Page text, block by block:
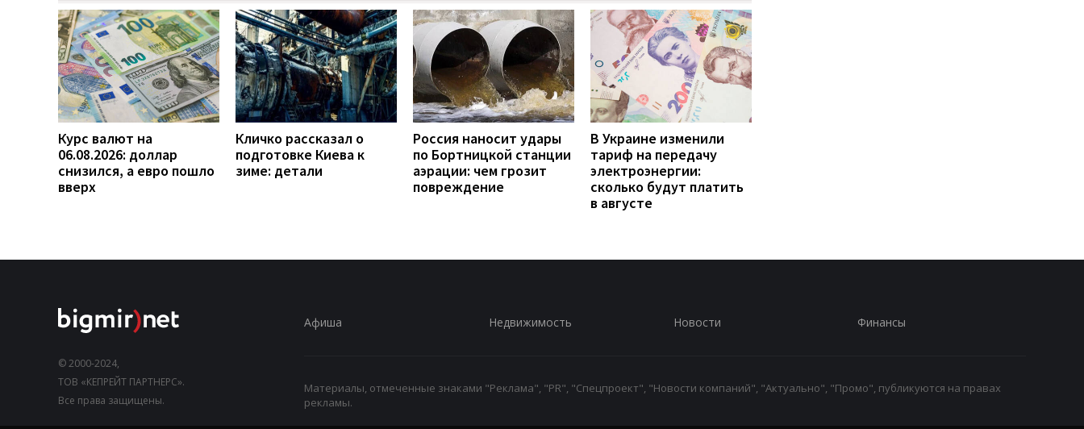
Курс валют на
06.08.2026: доллар
снизился, а евро пошло
вверх
Кличко рассказал о
подготовке Киева к
зиме: детали
Россия наносит удары
по Бортницкой станции
аэрации: чем грозит
повреждение
В Украине изменили
тариф на передачу
электроэнергии:
сколько будут платить
в августе
© 2000-2024,
ТОВ «КЕПРЕЙТ ПАРТНЕРС».
Все права защищены.
Афиша Недвижимость Новости Финансы
Материалы, отмеченные знаками "Реклама", "PR", "Спецпроект", "Новости компаний", "Актуально", "Промо", публикуются на правах
рекламы.